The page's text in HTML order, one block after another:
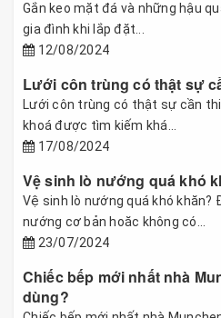
Gắn keo mặt đá và những hậu
gia đình khi lắp đặt...
12/08/2024
Lưới côn trùng có thật sự
Lưới côn trùng có thật sự cần
khoá được tìm kiếm khá...
17/08/2024
Vệ sinh lò nướng quá khó
Vệ sinh lò nướng quá khó khăn?
nướng cơ bản hoăc không có...
23/07/2024
Chiếc bếp mới nhất nhà
dùng?